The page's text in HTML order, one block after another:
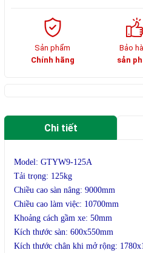
Sản phẩm
Chính hãng
Bảo
sản
Chi tiết
Model: GTYW9-125A
Tải trọng: 125kg
Chiều cao sàn nâng: 9000mm
Chiều cao làm việc: 10700mm
Khoảng cách gầm xe: 50mm
Kích thước sàn: 600x550mm
Kích thước chân khi mở rộng: